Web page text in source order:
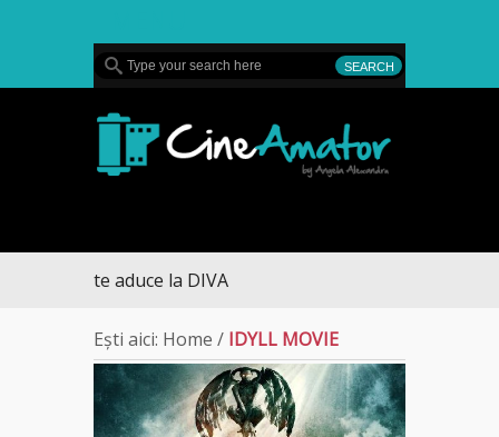
sezon te aduce la DIVA
Ești aici: Home / IDYLL MOVIE